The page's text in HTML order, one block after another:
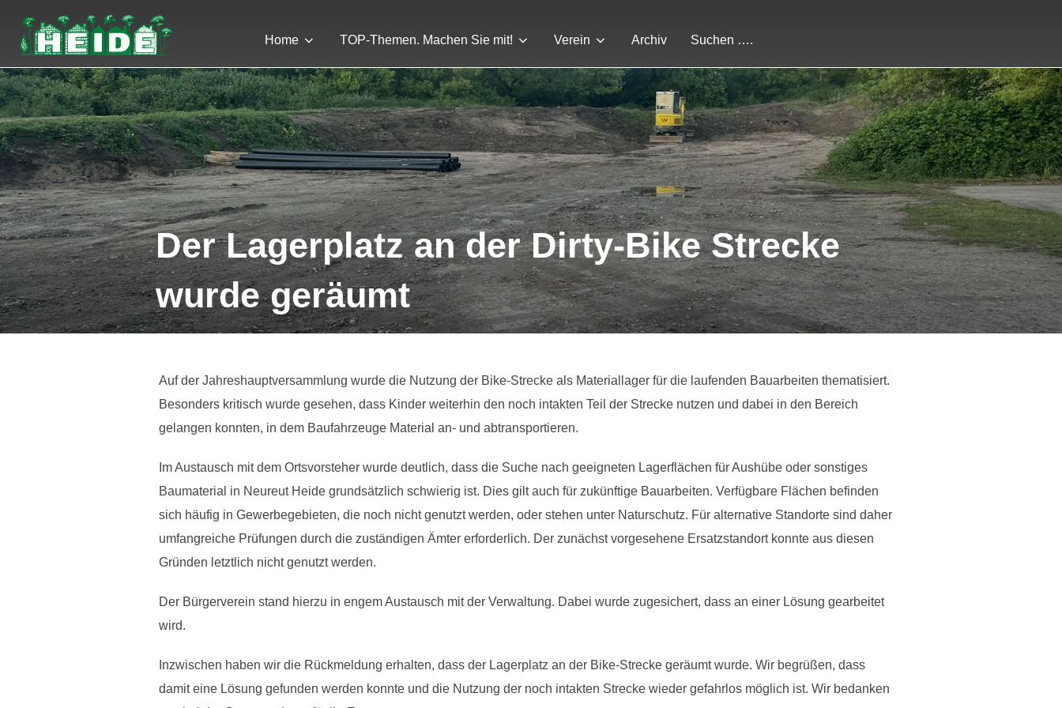
Inhalt
springen
Home TOP-Themen. Machen Sie mit! Verein Archiv Suchen ….
Der Lagerplatz an der Dirty-Bike Strecke
wurde geräumt
Auf der Jahreshauptversammlung wurde die Nutzung der Bike-Strecke als Materiallager für die laufenden Bauarbeiten thematisiert.
Besonders kritisch wurde gesehen, dass Kinder weiterhin den noch intakten Teil der Strecke nutzen und dabei in den Bereich
gelangen konnten, in dem Baufahrzeuge Material an- und abtransportieren.
Im Austausch mit dem Ortsvorsteher wurde deutlich, dass die Suche nach geeigneten Lagerflächen für Aushübe oder sonstiges
Baumaterial in Neureut Heide grundsätzlich schwierig ist. Dies gilt auch für zukünftige Bauarbeiten. Verfügbare Flächen befinden
sich häufig in Gewerbegebieten, die noch nicht genutzt werden, oder stehen unter Naturschutz. Für alternative Standorte sind daher
umfangreiche Prüfungen durch die zuständigen Ämter erforderlich. Der zunächst vorgesehene Ersatzstandort konnte aus diesen
Gründen letztlich nicht genutzt werden.
Der Bürgerverein stand hierzu in engem Austausch mit der Verwaltung. Dabei wurde zugesichert, dass an einer Lösung gearbeitet
wird.
Inzwischen haben wir die Rückmeldung erhalten, dass der Lagerplatz an der Bike-Strecke geräumt wurde. Wir begrüßen, dass
damit eine Lösung gefunden werden konnte und die Nutzung der noch intakten Strecke wieder gefahrlos möglich ist. Wir bedanken